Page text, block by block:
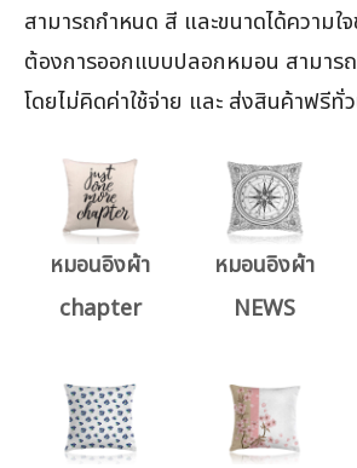
สามารถกำหนด สี และขนาดได้ความใ
ต้องการออกแบบปลอกหมอน สามาร
โดยไม่คิดค่าใช้จ่าย และ ส่งสินค้าฟรีทั่
หมอนอิงผ้า
chapter
หมอนอิงผ้า
NEWS